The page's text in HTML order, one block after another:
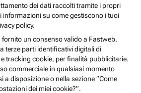
dei dati raccolti tramite i propri
informazioni su come gestiscono i tuoi
policy.
fornito un consenso valido a Fastweb,
terze parti identificativi digitali di
tracking cookie, per finalità pubblicitarie.
commerciale in qualsiasi momento
a disposizione o nella sezione “Come
dei miei cookie?”.